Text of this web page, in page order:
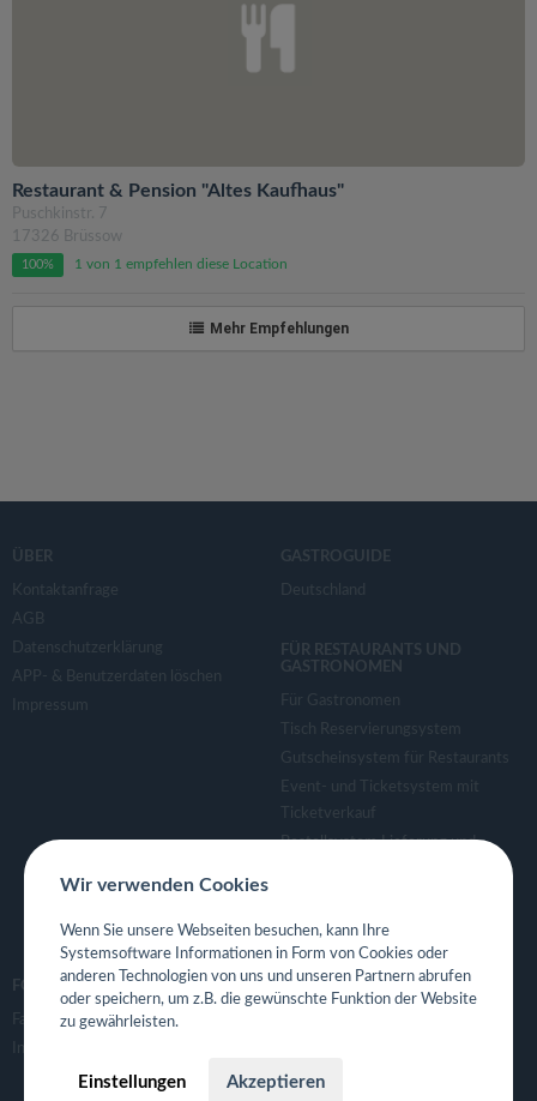
Restaurant & Pension "Altes Kaufhaus"
Puschkinstr. 7
17326 Brüssow
100% 1 von 1 empfehlen diese Location
Mehr Empfehlungen
ÜBER
Kontaktanfrage
AGB
Datenschutzerklärung
APP- & Benutzerdaten löschen
Impressum
GASTROGUIDE
Deutschland
FÜR RESTAURANTS UND
GASTRONOMEN
Für Gastronomen
Tisch Reservierungsystem
Gutscheinsystem für Restaurants
Event- und Ticketsystem mit
Ticketverkauf
Bestellsystem Lieferung und
Eigene App für Restaurant
FOLGE UNS
Facebook
Instagram
Wir verwenden Cookies
Wenn Sie unsere Webseiten besuchen, kann Ihre
Systemsoftware Informationen in Form von Cookies oder
anderen Technologien von uns und unseren Partnern abrufen
oder speichern, um z.B. die gewünschte Funktion der Website
zu gewährleisten.
Einstellungen Akzeptieren